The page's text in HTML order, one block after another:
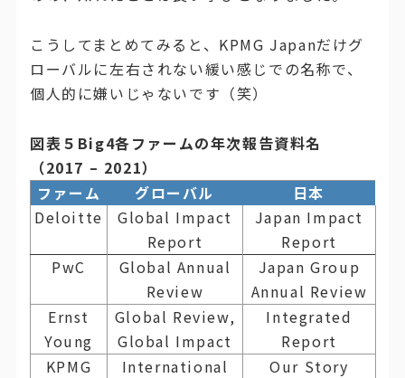
こうしてまとめてみると、KPMG Japanだけグ
ローバルに左右されない緩い感じでの名称で、
個人的に嫌いじゃないです（笑）
図表５Big4各ファームの年次報告資料名
（2017 – 2021）
ファーム
グローバル
日本
Deloitte
Global Impact
Report
Japan Impact
Report
PwC
Global Annual
Review
Japan Group
Annual Review
Ernst
Young
Global Review,
Global Impact
Integrated
Report
KPMG
International
Our Story